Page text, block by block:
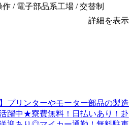
/ 電子部品系工場 / 交替制
詳細を表示